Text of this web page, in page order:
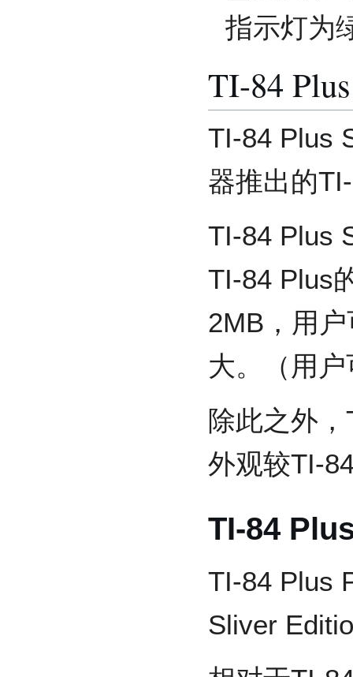
指示灯为
TI-84
TI-84 Plus
器推出的
TI-84 Plus
TI-84 Plus
2MB，用
大。（用
除此之外
外观较TI-
TI-84
TI-84 Plus
Sliver